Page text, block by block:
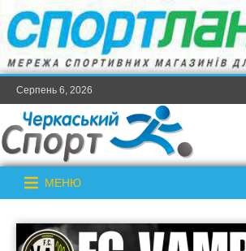
Серпень 6, 2026
МЕНЮ